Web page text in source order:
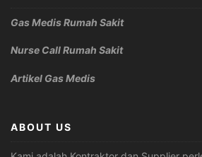
Gas Medis Rumah Sakit
Nurse Call Rumah Sakit
Artikel Gas Medis
ABOUT US